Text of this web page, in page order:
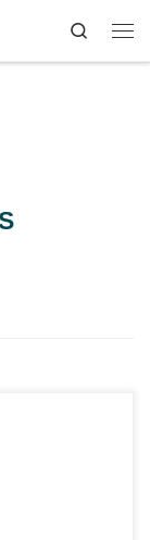
Search